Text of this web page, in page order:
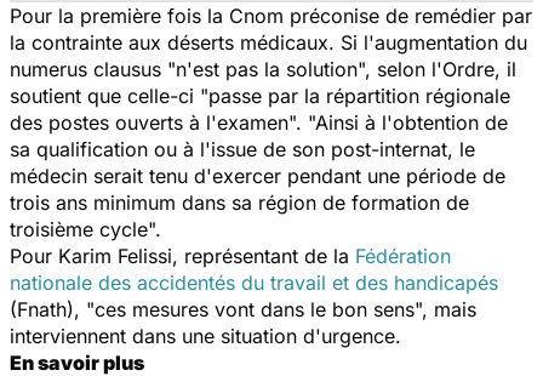
Pour la première fois la Cnom préconise de remédier par
la contrainte aux déserts médicaux. Si l'augmentation du
numerus clausus "n'est pas la solution", selon l'Ordre, il
soutient que celle-ci "passe par la répartition régionale
des postes ouverts à l'examen". "Ainsi à l'obtention de
sa qualification ou à l'issue de son post-internat, le
médecin serait tenu d'exercer pendant une période de
trois ans minimum dans sa région de formation de
troisième cycle".
Pour Karim Felissi, représentant de la Fédération
nationale des accidentés du travail et des handicapés
(Fnath), "ces mesures vont dans le bon sens", mais
interviennent dans une situation d'urgence.
En savoir plus